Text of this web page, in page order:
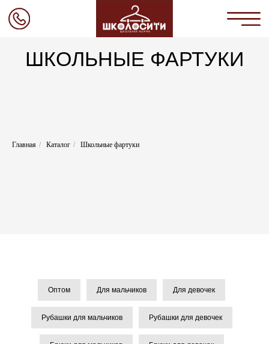
Главная Коллекции О нас
ШКОЛЬНЫЕ ФАРТУКИ
Главная / Каталог / Школьные фартуки
Оптом Для мальчиков Для девочек
Рубашки для мальчиков Рубашки для девочек